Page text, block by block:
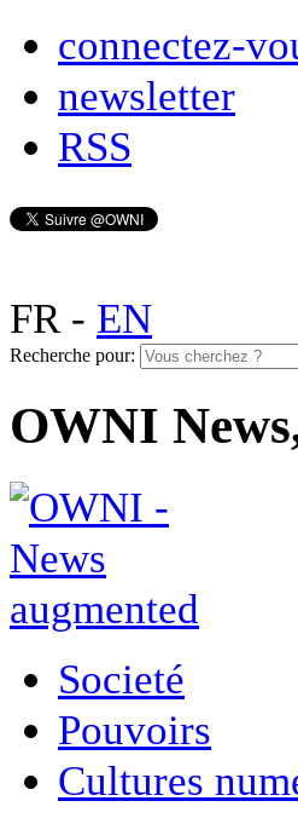
connectez-
newsletter
RSS
FR- EN
Recherche pour:
OWNI
Societé
Pouvoirs
Cultures